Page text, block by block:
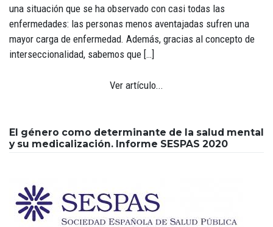
una situación que se ha observado con casi todas las
enfermedades: las personas menos aventajadas sufren una
mayor carga de enfermedad. Además, gracias al concepto de
interseccionalidad, sabemos que […]
Ver artículo...
El género como determinante de la salud mental
y su medicalización. Informe SESPAS 2020